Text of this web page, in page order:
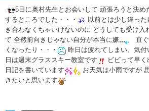
5日に奥村先生とお会いして 頑張ろうと決め
するところでした・・・
以前とは少し違っ
き合わなくちゃいけないのに どうしても受け入
て 全然前向きじゃない自分が本当に嫌
。 直
くなったり・・・
昨日は疲れてしまい、気
日は週末グラススキー教室です
ビビって早
日記を書いています
お天気は小雨ですが
きたいと思います